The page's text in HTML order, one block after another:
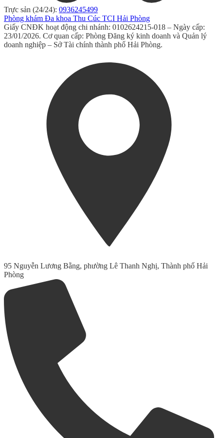
Trực sản (24/24): 0936245499
Phòng khám Đa khoa Thu Cúc TCI Hải Phòng
Giấy CNĐK hoạt động chi nhánh: 0102624215-018 – Ngày cấp:
23/01/2026. Cơ quan cấp: Phòng Đăng ký kinh doanh và Quản lý
doanh nghiệp – Sở Tài chính thành phố Hải Phòng.
95 Nguyễn Lương Bằng, phường Lê Thanh Nghị, Thành phố Hải
Phòng